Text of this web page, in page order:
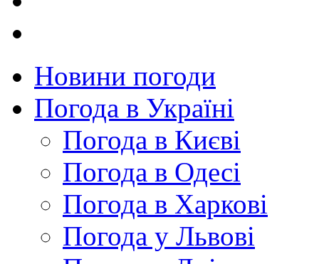
Новини погоди
Погода в Україні
Погода в Києві
Погода в Одесі
Погода в Харкові
Погода у Львові